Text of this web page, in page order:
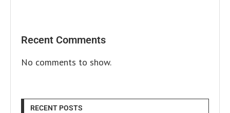
Recent Comments
No comments to show.
RECENT POSTS